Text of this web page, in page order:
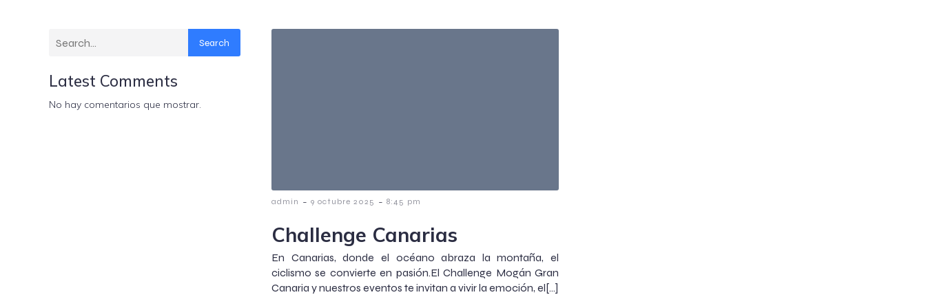
Search
Latest Comments
No hay comentarios que mostrar.
admin - 9 octubre 2025 - 8:45 pm
Challenge Canarias
En Canarias, donde el océano abraza la montaña, el
ciclismo se convierte en pasión.El Challenge Mogán Gran
Canaria y nuestros eventos te invitan a vivir la emoción, el[…]